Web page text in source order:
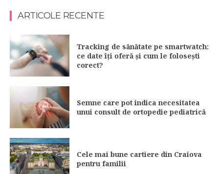
ARTICOLE RECENTE
Tracking de sănătate pe smartwatch:
ce date îți oferă și cum le folosești
corect?
Semne care pot indica necesitatea
unui consult de ortopedie pediatrică
Cele mai bune cartiere din Craiova
pentru familii